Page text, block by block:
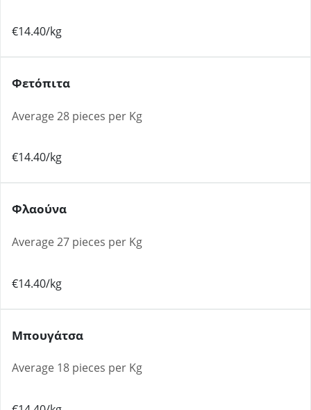
€14.40/kg
Φετόπιτα
Average 28 pieces per Kg
€14.40/kg
Φλαούνα
Average 27 pieces per Kg
€14.40/kg
Μπουγάτσα
Average 18 pieces per Kg